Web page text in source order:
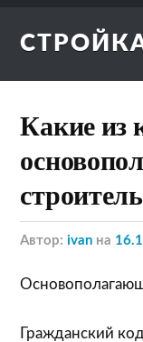
Какие из
Автор:ivan на
Гражданский